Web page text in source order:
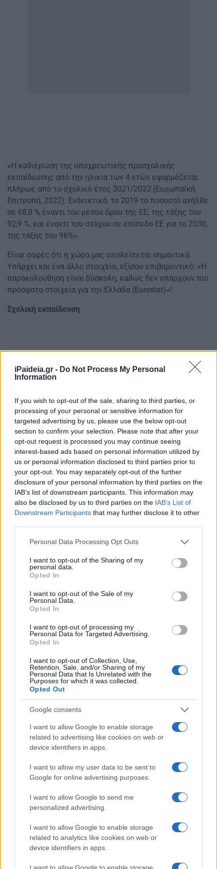
iPaideia.gr - Do Not Process My Personal
Information
If you wish to opt-out of the sale, sharing to third parties, or
processing of your personal or sensitive information for
targeted advertising by us, please use the below opt-out
section to confirm your selection. Please note that after your
opt-out request is processed you may continue seeing
interest-based ads based on personal information utilized by
us or personal information disclosed to third parties prior to
your opt-out. You may separately opt-out of the further
disclosure of your personal information by third parties on the
IAB’s list of downstream participants. This information may
also be disclosed by us to third parties on the IAB’s List of
Downstream Participants that may further disclose it to other
Please note that this website/app uses one or more Google
not limited to your visit or usage behaviour. You may click to
grant or deny consent to Google and its third-party tags to
use your data for below specified purposes in below Google
consent section.
Personal Data Processing Opt Outs
I want to opt-out of the Sharing of my
personal data.
Opted In
I want to opt-out of the Sale of my
Personal Data.
Opted In
I want to opt-out of processing my
Personal Data for Targeted Advertising.
Opted In
I want to opt-out of Collection, Use,
Retention, Sale, and/or Sharing of my
Personal Data that Is Unrelated with the
Purposes for which it was collected.
Opted Out
Google consents
I want to allow Google to enable storage
related to advertising like cookies on web or
device identifiers in apps.
I want to allow my user data to be sent to
Google for online advertising purposes.
I want to allow Google to send me
personalized advertising.
I want to allow Google to enable storage
related to analytics like cookies on web or
device identifiers in apps.
I want to allow Google to enable storage
«Η καθιέρωση της υποχρεωτικής προσχολικής
εκπαίδευσης από την ηλικία των 4 ετών εφαρμόζεται
πλήρως από το σχολικό έτος 2021/2022 (Ευρωπαϊκή
Επιτροπή, 2022). Ενδεικτικά, το 2019 το ποσοστό ανήλθε
σε 68,8 % έναντι του μέσου όρου της ΕΕ, της τάξης του
92,9 %, και έναντι του στόχου σε επίπεδο ΕΕ για το 2030,
της τάξης του 96%».
Είναι σαφές ότι η χώρα μας υπολείπεται σημαντικά.
Υπάρχει και ένα άλλο στοιχείο, εξίσου επιβαρυντικό. «Η
παρακολούθηση είναι δύσκολη, καθώς δεν υπάρχουν πιο
πρόσφατα στοιχεία για την Ελλάδα (Eurostat)»!
Σχολική εκπαίδευση
Το ποσοστό των ατόμων, που εγκαταλείπουν πρόωρα
την εκπαίδευση και την κατάρτιση, είναι χαμηλό.
Για την Ειδική Αγωγή δεν δίνονται καν στατιστικά
στοιχεία (!) και η Έκθεση επισημαίνει ότι «η επιτυχής
ενσωμάτωση εξακολουθεί να αποτελεί πρόκληση». Εδώ
είναι η απόλυτη υστέρηση.
Στο μαθησιακό πεδίο η εικόνα είναι ζοφερή. «Μεγάλο
ποσοστό Ελλήνων μαθητών δεν επιτυγχάνει ένα
ελάχιστο επίπεδο επάρκειας στα Μαθηματικά, στην
διαθέτουν προηγμένες δεξιότητες. Στο πρόγραμμα του
ΟΟΣΑ του 2022 για τη διεθνή αξιολόγηση μαθητών
(PISA), το 47,2 % των ατόμων ηλικίας 15 ετών είχαν
χαμηλές επιδόσεις στα μαθηματικά, το 37,6 % στην
2023α).
Τα ποσοστά αυτά συγκαταλέγονται μεταξύ των